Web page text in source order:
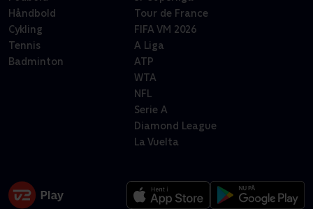
Håndbold
Cykling
Tennis
Badminton
Tour de France
FIFA VM 2026
A Liga
ATP
WTA
NFL
Serie A
Diamond League
La Vuelta